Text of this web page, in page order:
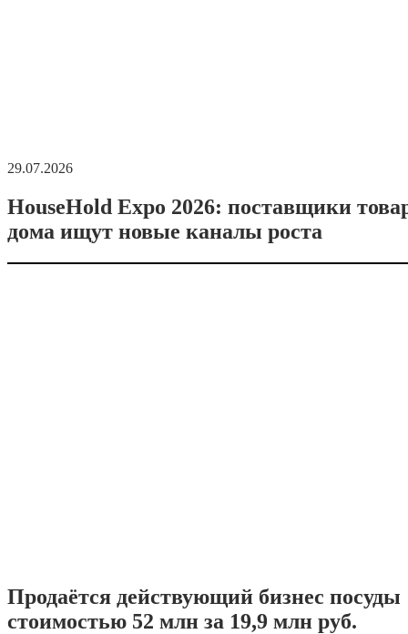
29.07.2026
HouseHold Expo 2026: поставщики
дома ищут новые каналы роста
Продаётся действующий бизнес посуды
стоимостью 52 млн за 19,9 млн руб.